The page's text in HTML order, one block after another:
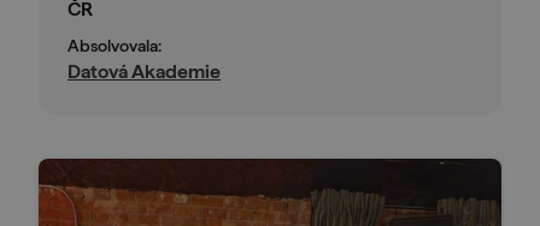
ČR
Absolvovala:
Datová Akademie